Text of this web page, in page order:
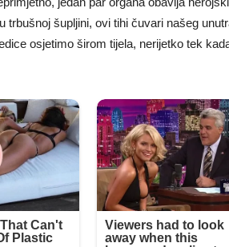
trbušnoj šupljini, ovi tihi čuvari našeg
osjetimo širom tijela, nerijetko tek